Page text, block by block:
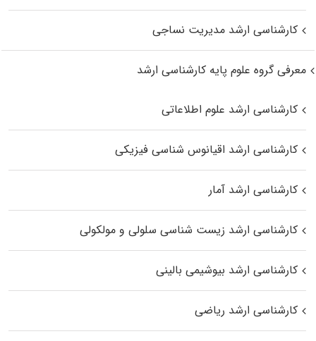
کارشناسی ارشد مدیریت نساجی
معرفی گروه علوم پایه کارشناسی ارشد
کارشناسی ارشد علوم اطلاعاتی
کارشناسی ارشد اقیانوس‌ شناسی فیزیکی
کارشناسی ارشد آمار
کارشناسی ارشد زیست شناسی سلولی و مولکولی
کارشناسی ارشد بیوشیمی بالینی
کارشناسی ارشد ریاضی